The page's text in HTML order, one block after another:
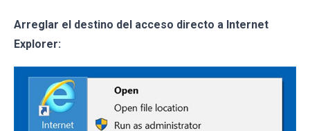
Arreglar el destino del acceso directo a Internet
Explorer: